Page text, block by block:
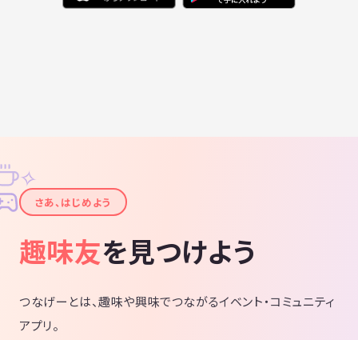
✦
✧
さあ、はじめよう
趣味友を見つけよう
つなげーとは、趣味や興味でつながるイベント・コミュニティ
アプリ。